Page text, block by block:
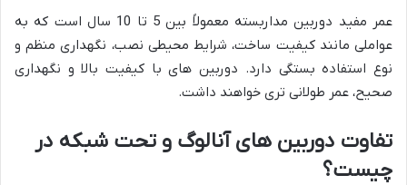
عمر مفید دوربین مداربسته معمولاً بین 5 تا 10 سال است که به
عواملی مانند کیفیت ساخت، شرایط محیطی نصب، نگهداری منظم و
نوع استفاده بستگی دارد. دوربین های با کیفیت بالا و نگهداری
صحیح، عمر طولانی تری خواهند داشت.
تفاوت دوربین های آنالوگ و تحت شبکه در
چیست؟